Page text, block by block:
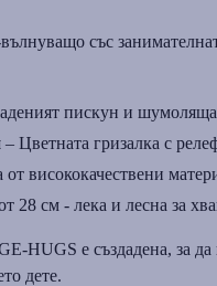
със
пискун и шумоляща
– Цветната гризалка с
от висококачествени
28 см - лека и лесна за
HUGS е създадена, за
дете.